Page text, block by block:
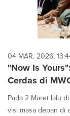
04 MAR, 2026,
"Now Is
Cerdas di
Pada 2 Maret lalu
visi masa depan di